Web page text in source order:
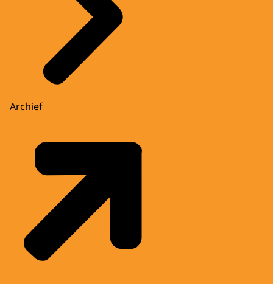
Archief